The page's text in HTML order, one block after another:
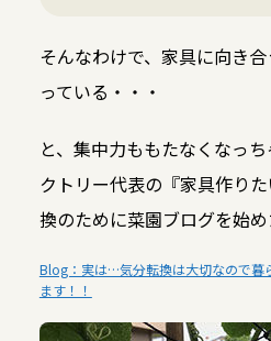
そんなわけで、家具に向き
っている・・・
と、集中力ももたなくなっ
クトリー代表の『家具作り
換のために菜園ブログを始
Blog：実は…気分転換は大切なので暮
ます！！